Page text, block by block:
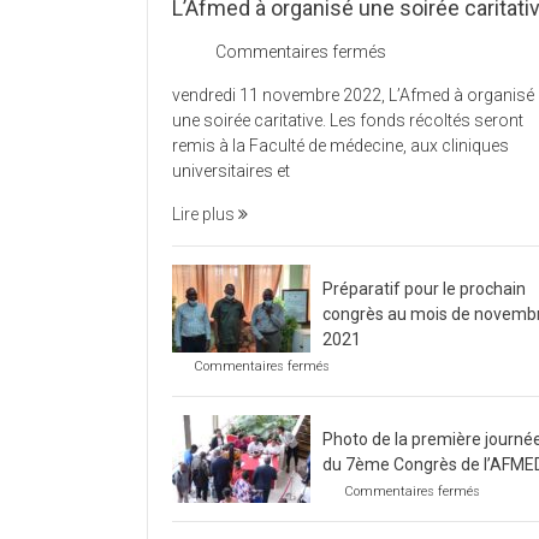
L’Afmed à organisé une soirée
Commentaires fermés
à
organisé
une
vendredi 11 novembre 2022, L’Afmed à organisé
une soirée caritative. Les fonds récoltés seront
remis à la Faculté de médecine, aux cliniques
universitaires et
Lire plus
Préparatif pour le prochain
congrès au mois de
2021
Commentaires fermés
prochain
congrès
mois
de
Photo de la première
du 7ème Congrès de
Commentaires fermés